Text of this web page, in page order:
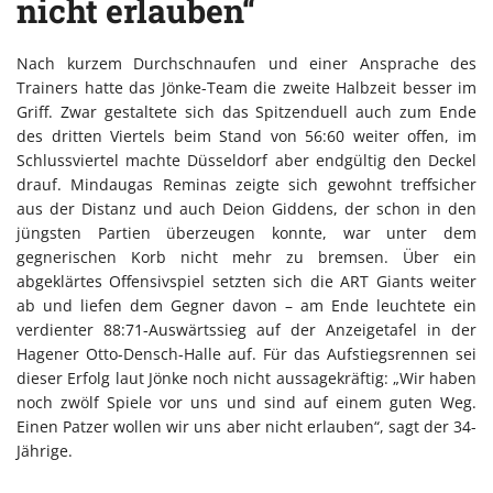
nicht erlauben“
Nach kurzem Durchschnaufen und einer Ansprache des
Trainers hatte das Jönke-Team die zweite Halbzeit besser im
Griff. Zwar gestaltete sich das Spitzenduell auch zum Ende
des dritten Viertels beim Stand von 56:60 weiter offen, im
Schlussviertel machte Düsseldorf aber endgültig den Deckel
drauf. Mindaugas Reminas zeigte sich gewohnt treffsicher
aus der Distanz und auch Deion Giddens, der schon in den
jüngsten Partien überzeugen konnte, war unter dem
gegnerischen Korb nicht mehr zu bremsen. Über ein
abgeklärtes Offensivspiel setzten sich die ART Giants weiter
ab und liefen dem Gegner davon – am Ende leuchtete ein
verdienter 88:71-Auswärtssieg auf der Anzeigetafel in der
Hagener Otto-Densch-Halle auf. Für das Aufstiegsrennen sei
dieser Erfolg laut Jönke noch nicht aussagekräftig: „Wir haben
noch zwölf Spiele vor uns und sind auf einem guten Weg.
Einen Patzer wollen wir uns aber nicht erlauben“, sagt der 34-
Jährige.